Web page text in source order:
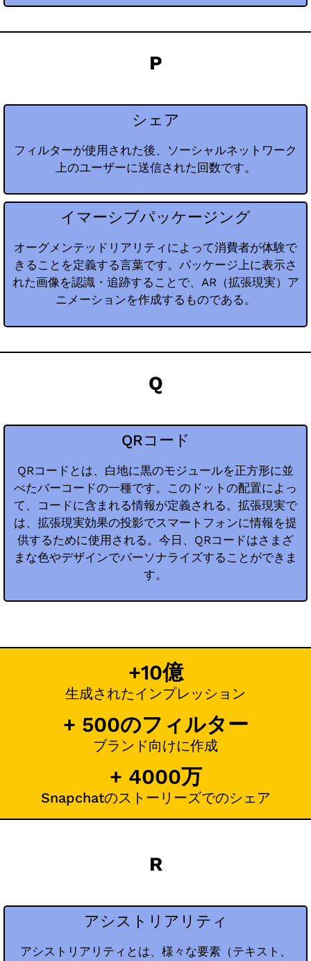
P
シェア
フィルターが使用された後、ソーシャルネットワーク
上のユーザーに送信された回数です。
イマーシブパッケージング
オーグメンテッドリアリティによって消費者が体験で
きることを定義する言葉です。パッケージ上に表示さ
れた画像を認識・追跡することで、AR（拡張現実）ア
ニメーションを作成するものである。
Q
QRコード
QRコードとは、白地に黒のモジュールを正方形に並
べたバーコードの一種です。このドットの配置によっ
て、コードに含まれる情報が定義される。拡張現実で
は、拡張現実効果の投影でスマートフォンに情報を提
供するために使用される。今日、QRコードはさまざ
まな色やデザインでパーソナライズすることができま
す。
+10億
生成されたインプレッション
+ 500のフィルター
ブランド向けに作成
+ 4000万
Snapchatのストーリーズでのシェア
R
アシストリアリティ
アシストリアリティとは、様々な要素（テキスト、